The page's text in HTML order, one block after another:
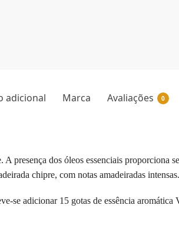
adicional Marca Avaliações 0
presença dos óleos essenciais proporciona
chipre, com notas amadeiradas intensas.
adicionar 15 gotas de essência aromática